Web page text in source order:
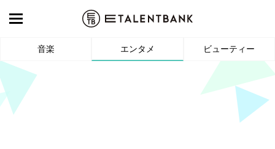
音楽 エンタメ ビューティー